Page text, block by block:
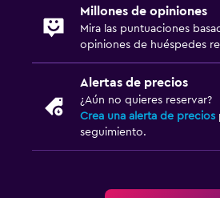
Millones de opiniones
Mira las puntuaciones
opiniones de huéspedes
Alertas de precios
¿Aún no quieres reservar?
Crea una alerta de precios
seguimiento.